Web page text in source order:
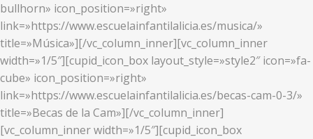
bullhorn» icon_position=»right»
link=»https://www.escuelainfantilalicia.es/musica/»
title=»Música»][/vc_column_inner][vc_column_inner
width=»1/5″][cupid_icon_box layout_style=»style2″ icon=»fa-
cube» icon_position=»right»
link=»https://www.escuelainfantilalicia.es/becas-cam-0-3/»
title=»Becas de la Cam»][/vc_column_inner]
[vc_column_inner width=»1/5″][cupid_icon_box